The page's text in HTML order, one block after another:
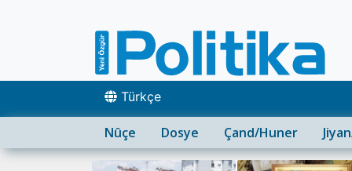
Türkçe
Nûçe Dosye Çand/Huner